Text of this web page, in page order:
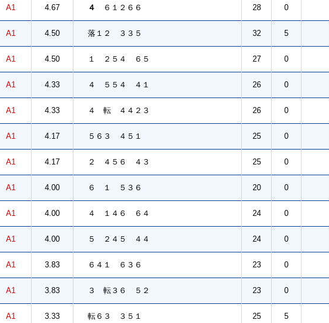
A1 4.67 ４ ６１２６６ 28 0
A1 4.50 落１２ ３３５ 32 5
A1 4.50 １ ２５４ ６５ 27 0
A1 4.33 ４ ５５４ ４１ 26 0
A1 4.33 ４ 転 ４４２３ 26 0
A1 4.17 ５６３ ４５１ 25 0
A1 4.17 ２ ４５６ ４３ 25 0
A1 4.00 ６ １ ５３６ 20 0
A1 4.00 ４ １４６ ６４ 24 0
A1 4.00 ５ ２４５ ４４ 24 0
A1 3.83 ６４１ ６３６ 23 0
A1 3.83 ３ 転３６ ５２ 23 0
A1 3.33 転６３ ３５１ 25 5